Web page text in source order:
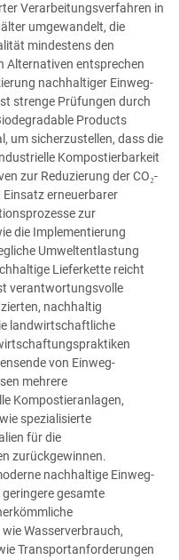
Verarbeitungsverfahren in
umgewandelt, die
mindestens den
Alternativen entsprechen
nachhaltiger Einweg-
strenge Prüfungen durch
Products
um sicherzustellen, dass die
Kompostierbarkeit
zur Reduzierung der CO₂-
erneuerbarer
zur
die Implementierung
Umweltentlastung
Lieferkette reicht
verantwortungsvolle
nachhaltig
landwirtschaftliche
von Einweg-
mehrere
Kompostieranlagen,
spezialisierte
für die
zurückgewinnen.
nachhaltige Einweg-
gesamte
Wasserverbrauch,
Transportanforderungen